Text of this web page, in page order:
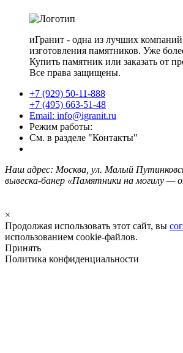
иГранит - одна из лучших компаний
изготовления памятников. Уже
Купить памятник или заказать от
Все права защищены.
+7 (929) 50-11-888
+7 (495) 663-51-48
Email: info@igranit.ru
Режим работы:
См. в разделе "Контакты"
Наш адрес: Москва, ул. Малый
вывеска-банер «Памятники на могилу —
×
Продолжая использовать этот сайт, вы
использованием cookie-файлов.
Принять
Политика конфиденциальности